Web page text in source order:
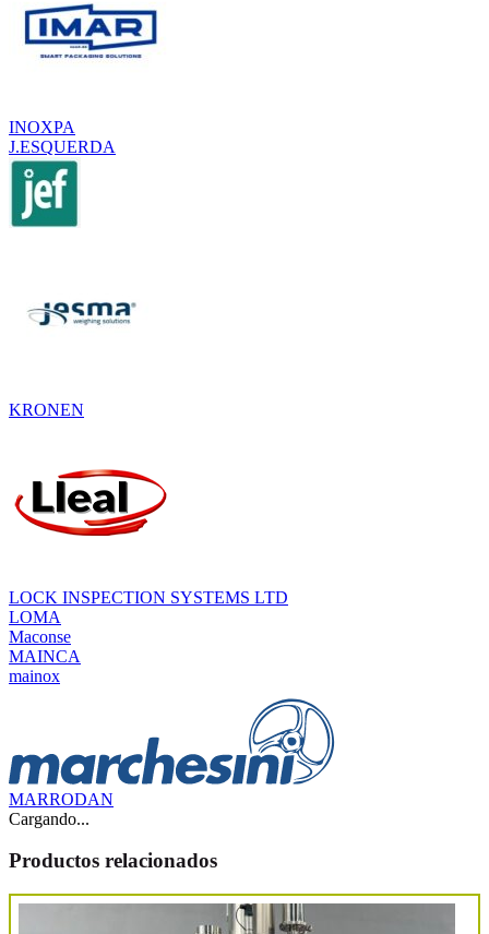
INOXPA
J.ESQUERDA
KRONEN
LOCK INSPECTION SYSTEMS LTD
LOMA
Maconse
MAINCA
mainox
MARRODAN
Cargando...
Productos relacionados